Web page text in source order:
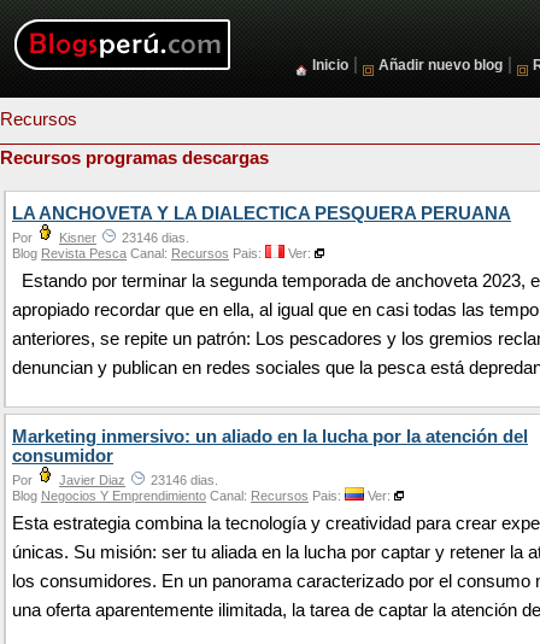
Inicio Añadir nuevo blog
Recursos
Recursos programas descargas
LA ANCHOVETA Y LA DIALECTICA PESQUERA PERUANA
Por Kisner
23146 dias.
Blog Revista Pesca Canal: Recursos Pais: Ver:
Estando por terminar la segunda temporada de anchoveta 2023,
apropiado recordar que en ella, al igual que en casi todas las
anteriores, se repite un patrón: Los pescadores y los gremios
denuncian y publican en redes sociales que la pesca está
Marketing inmersivo: un aliado en la lucha por la atención del
consumidor
Por Javier Diaz
23146 dias.
Blog Negocios Y Emprendimiento Canal: Recursos Pais: Ver:
Esta estrategia combina la tecnología y creatividad para crear
únicas. Su misión: ser tu aliada en la lucha por captar y retener la
los consumidores. En un panorama caracterizado por el consumo
una oferta aparentemente ilimitada, la tarea de captar la atención